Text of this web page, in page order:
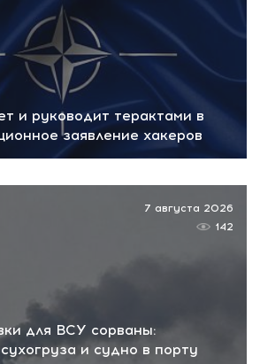
и руководит терактами в
заявление хакеров
для ВСУ сорваны:
и судно в порту
7 августа 2026
142